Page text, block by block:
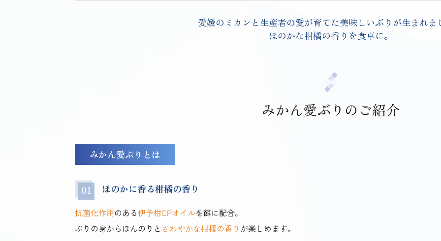
愛媛のミカンと生産者の愛が育てた美味しいぶりが生まれま
ほのかな柑橘の香りを食卓に。
みかん愛ぶりのご紹介
みかん愛ぶりとは
ほのかに香る柑橘の香り
抗菌化作用のある伊予柑CPオイルを餌に配合。
ぶりの身からほんのりと さわやかな柑橘の香り が楽しめます。